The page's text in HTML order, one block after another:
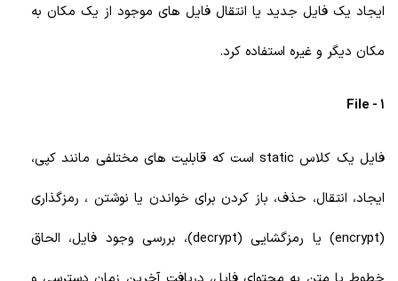
ایجاد یک فایل جدید یا انتقال فایل های موجود از یک مکان به
مکان دیگر و غیره استفاده کرد.
1 - File
فایل یک کلاس static است که قابلیت های مختلفی مانند کپی،
ایجاد، انتقال، حذف، باز کردن برای خواندن یا نوشتن ، رمزگذاری
(encrypt) یا رمزگشایی (decrypt)، بررسی وجود فایل، الحاق